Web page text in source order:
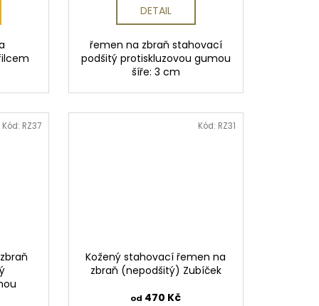
DETAIL
řemen na zbraň stahovací
podšitý protiskluzovou gumou
šíře: 3 cm
Kód: RZ37
Kožený stahovací řemen na
zbraň (nepodšitý) Zubíček
od 470 Kč
Kód: RZ31